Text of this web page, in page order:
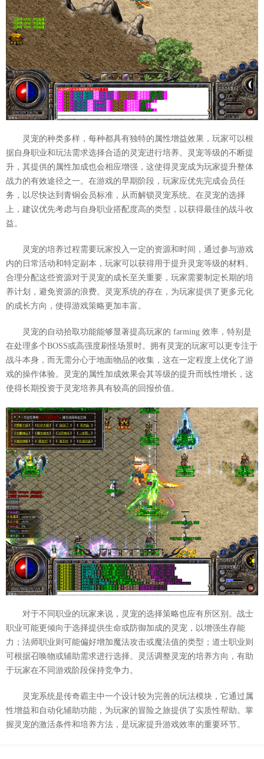
灵宠的种类多样，每种都具有独特的属性增益效果，玩家可以根
据自身职业和玩法需求选择合适的灵宠进行培养。灵宠等级的不断提
升，其提供的属性加成也会相应增强，这使得灵宠成为玩家提升整体
战力的有效途径之一。在游戏的早期阶段，玩家应优先完成会员任
务，以尽快达到青铜会员标准，从而解锁灵宠系统。在灵宠的选择
上，建议优先考虑与自身职业搭配度高的类型，以获得最佳的战斗收
益。
灵宠的培养过程需要玩家投入一定的资源和时间，通过参与游戏
内的日常活动和特定副本，玩家可以获得用于提升灵宠等级的材料。
合理分配这些资源对于灵宠的成长至关重要，玩家需要制定长期的培
养计划，避免资源的浪费。灵宠系统的存在，为玩家提供了更多元化
的成长方向，使得游戏策略更加丰富。
灵宠的自动拾取功能能够显著提高玩家的 farming 效率，特别是
在处理多个BOSS或高强度刷怪场景时。拥有灵宠的玩家可以更专注于
战斗本身，而无需分心于地面物品的收集，这在一定程度上优化了游
戏的操作体验。灵宠的属性加成效果会其等级的提升而线性增长，这
使得长期投资于灵宠培养具有较高的回报价值。
对于不同职业的玩家来说，灵宠的选择策略也应有所区别。战士
职业可能更倾向于选择提供生命或防御加成的灵宠，以增强生存能
力；法师职业则可能偏好增加魔法攻击或魔法值的类型；道士职业则
可根据召唤物或辅助需求进行选择。灵活调整灵宠的培养方向，有助
于玩家在不同游戏阶段保持竞争力。
灵宠系统是传奇霸主中一个设计较为完善的玩法模块，它通过属
性增益和自动化辅助功能，为玩家的冒险之旅提供了实质性帮助。掌
握灵宠的激活条件和培养方法，是玩家提升游戏效率的重要环节。